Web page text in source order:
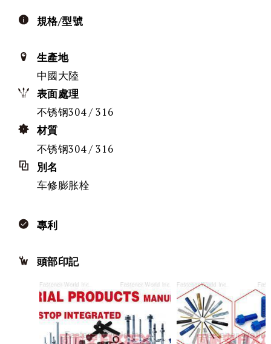
規格/型號
生產地
中國大陸
表面處理
不锈钢304 / 316
材質
不锈钢304 / 316
別名
车修膨胀栓
專利
頭部印記